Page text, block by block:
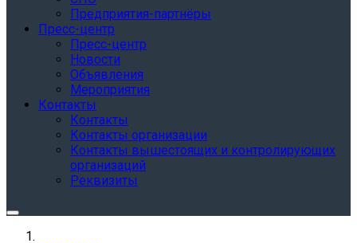
Предприятия-партнёры
Пресс-центр
Пресс-центр
Новости
Объявления
Мероприятия
Контакты
Контакты
Контакты организации
Контакты вышестоящих и контролирующих
организаций
Реквизиты